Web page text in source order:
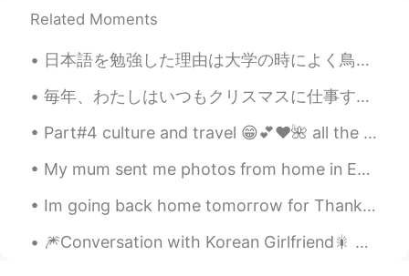
ernest
😉 What kind of berries can you get?
ernest 2019.07.26 18:42
right?
ernest 2019.07.26 18:41
Related Moments
日本語を勉強した理由は大学の時によく鳥取区に行って、空手の練習した！ The reason I learned Japanese is because while I was at unive...
毎年、わたしはいつもクリスマスに仕事するを選びます。クリスマスにはいつも寂しい感じて、その感じを忘れるため、仕事してます。 仕事は鎮痛剤そうです。一時的に助けます。 家に帰る時間ように、鎮痛剤の...
Part#4 culture and travel 😁💕❤️🌺 all the names of tourists attractions in the pictures is listed n...
My mum sent me photos from home in England, near where she lives. This is the smallest church in ...
Im going back home tomorrow for Thanksgiving! Thanksgiving is an American holiday that you spen...
🎆Conversation with Korean Girlfriend🎇 한국 여자 친구와의 대화 🤖Part 1 Me: What do you want to eat? Gir...